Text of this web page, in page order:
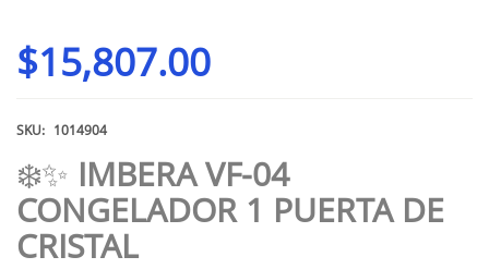
$15,807.00
SKU: 1014904
❄️✨ IMBERA VF-04
CONGELADOR 1 PUERTA DE
CRISTAL